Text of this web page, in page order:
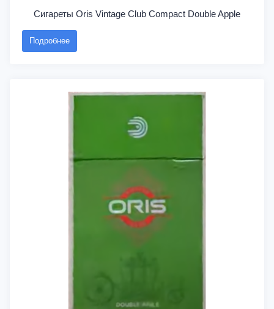
Сигареты Oris Vintage Club Compact Double Apple
Подробнее